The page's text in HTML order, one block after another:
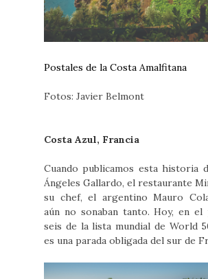
Postales de la Costa Amalfitana
Fotos: Javier Belmont
Costa Azul, Francia
Cuando publicamos esta historia
Ángeles Gallardo, el restaurante
su chef, el argentino Mauro
aún no sonaban tanto. Hoy, en el
seis de la lista mundial de World
es una parada obligada del sur de